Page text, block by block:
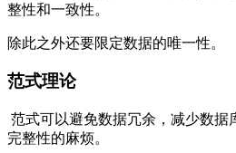
整性和一致性。
除此之外还要限定数据的唯一性。
范式理论
范式可以避免数据冗余，减少数
完整性的麻烦。